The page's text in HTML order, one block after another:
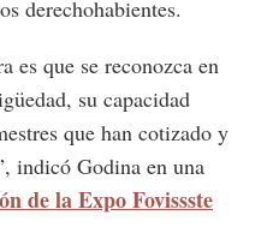
derechohabientes.
es que se reconozca en
su capacidad
que han cotizado y
indicó Godina en una
de la Expo Fovissste